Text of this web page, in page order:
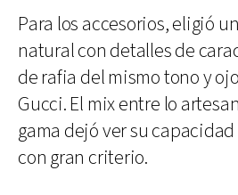
Para los accesorios, eligió
natural con detalles de
de rafia del mismo tono y
Gucci. El mix entre lo
gama dejó ver su
con gran criterio.